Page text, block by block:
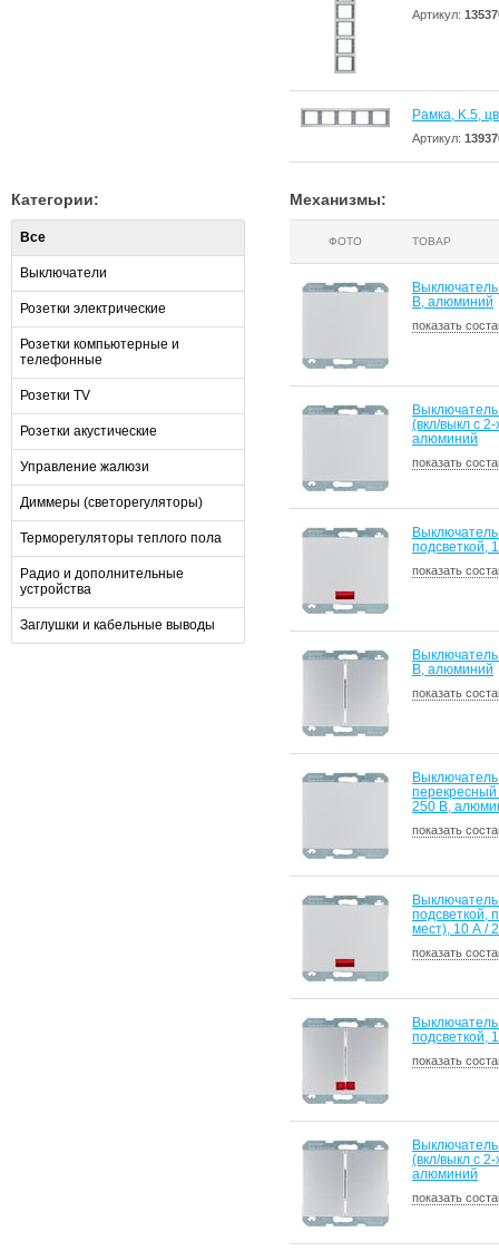
Артикул:
Рамкa, K.5,
Артикул:
Категории:
Все
Выключатели
Розетки электрические
Розетки компьютерные и
телефонные
Розетки TV
Розетки акустические
Управление жалюзи
Диммеры (светорегуляторы)
Терморегуляторы теплого пола
Радио и дополнительные
устройства
Заглушки и кабельные выводы
Механизмы:
ФОТО ТОВАР
В, алюминий
показать
(вкл/выкл с
алюминий
показать
подсветкой,
показать
В, алюминий
показать
перекресный
250 B,
показать
подсветкой,
мест), 10 А /
показать
подсветкой,
показать
(вкл/выкл с
алюминий
показать